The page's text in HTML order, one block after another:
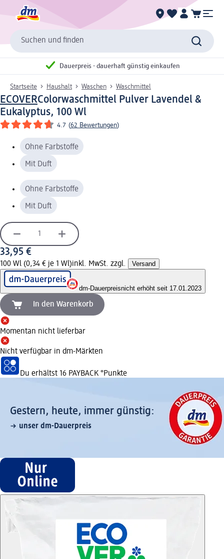
Suchen und finden
Dauerpreis - dauerhaft günstig einkaufen
Startseite Haushalt Waschen Waschmittel
ECOVERColorwaschmittel Pulver Lavendel &
Eukalyptus, 100 Wl
4.7 (62 Bewertungen)
Ohne Farbstoffe
Mit Duft
Ohne Farbstoffe
Mit Duft
33,95 €
100 Wl (0,34 € je 1 Wl)inkl. MwSt. zzgl. Versand
dm-Dauerpreisnicht erhöht seit 17.01.2023
In den Warenkorb
Momentan nicht lieferbar
Nicht verfügbar in dm-Märkten
Du erhältst 16 PAYBACK °Punkte
Gestern, heute, immer günstig:
unser dm-Dauerpreis